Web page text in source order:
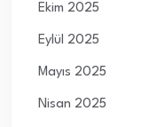
Ekim 2025
Eylül 2025
Mayıs 2025
Nisan 2025